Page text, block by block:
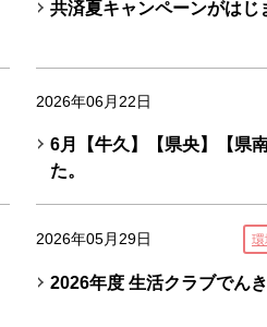
共済夏キャンペーンがはじ
2026年06月22日
6月【牛久】【県央】【県
た。
2026年05月29日
2026年度 生活クラブでん